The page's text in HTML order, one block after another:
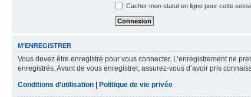
Cacher mon statut en ligne pour cette
M’ENREGISTRER
Vous devez être enregistré pour vous connecter. L’enregistrement ne
enregistrés. Avant de vous enregistrer, assurez-vous d’avoir pris
Conditions d’utilisation
Politique de vie privée